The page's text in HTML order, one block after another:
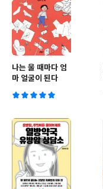
나는 울 때마다 엄
마 얼굴이 된다